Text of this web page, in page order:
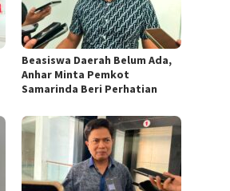
Beasiswa Daerah Belum Ada,
Anhar Minta Pemkot
Samarinda Beri Perhatian